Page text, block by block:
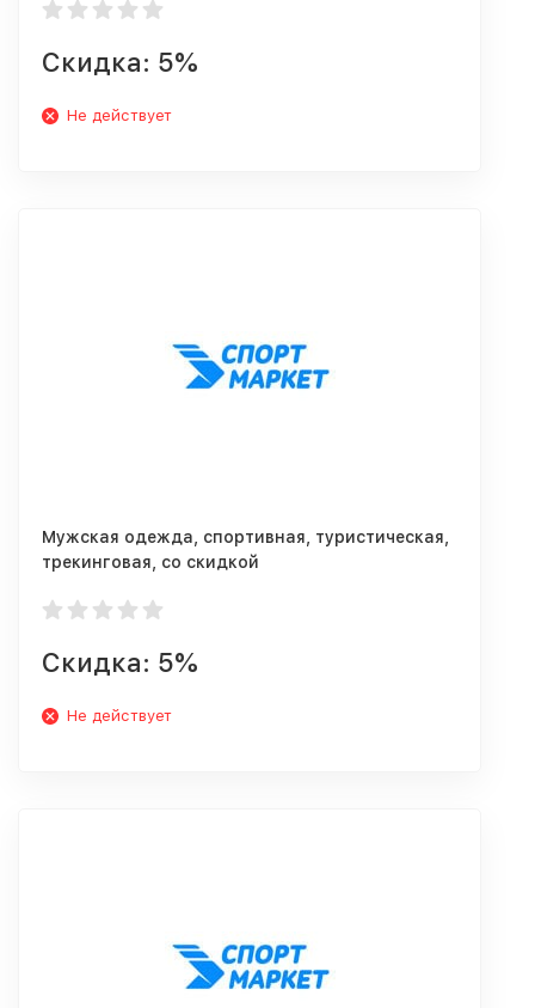
Скидка: 5%
Не действует
Мужская одежда, спортивная, туристическая,
трекинговая, со скидкой
Скидка: 5%
Не действует